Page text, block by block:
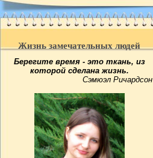
Жизнь замечательных людей
Берегите время - это ткань, из
которой сделана жизнь.
Сэмюэл Ричардсон